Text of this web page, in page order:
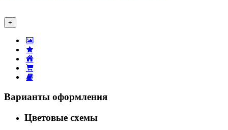
+
Варианты оформления
Цветовые схемы